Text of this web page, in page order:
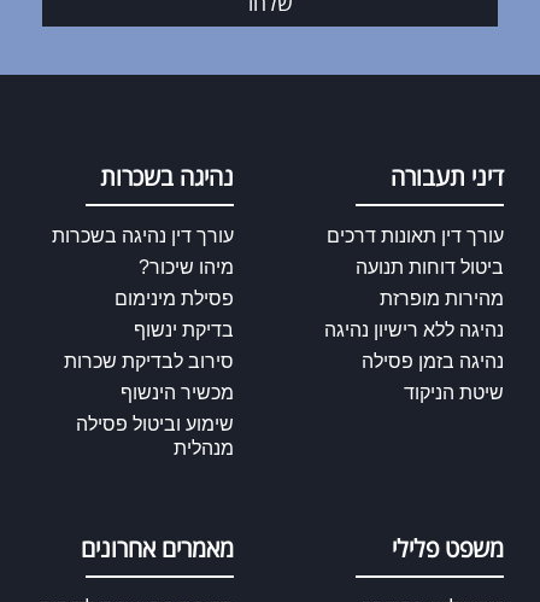
דיני תעבורה
עורך דין תאונות דרכים
ביטול דוחות תנועה
מהירות מופרזת
נהיגה ללא רישיון נהיגה
נהיגה בזמן פסילה
שיטת הניקוד
נהיגה בשכרות
עורך דין נהיגה בשכרות
מיהו שיכור?
פסילת מינימום
בדיקת ינשוף
סירוב לבדיקת שכרות
מכשיר הינשוף
שימוע וביטול פסילה
מנהלית
משפט פלילי מאמרים אחרונים